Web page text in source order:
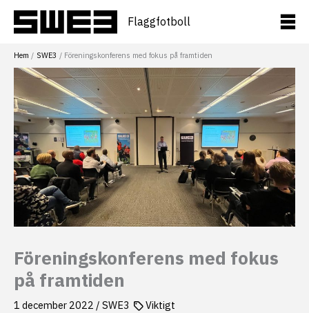
innehåll
Flaggfotboll
Hem SWE3 Föreningskonferens med fokus på framtiden
Föreningskonferens med fokus
på framtiden
1 december 2022 / SWE3 Viktigt